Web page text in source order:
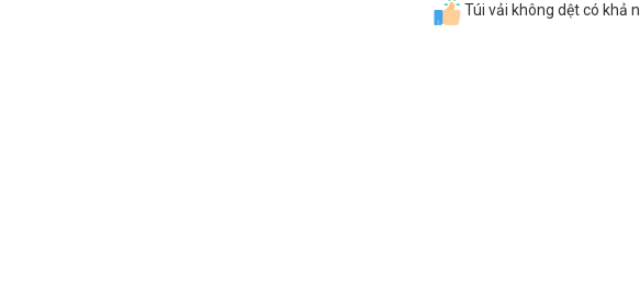
Túi vải không dệt có khả